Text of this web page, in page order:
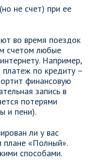
не счет) при ее
во время поездок
счетом любые
Например,
по кредиту –
финансовую
запись в
потерями
и пени).
ли у вас
плане «Полный».
способами.